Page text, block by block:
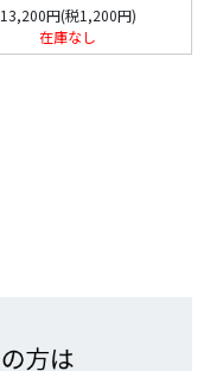
13,200円(税1,200円)
在庫なし